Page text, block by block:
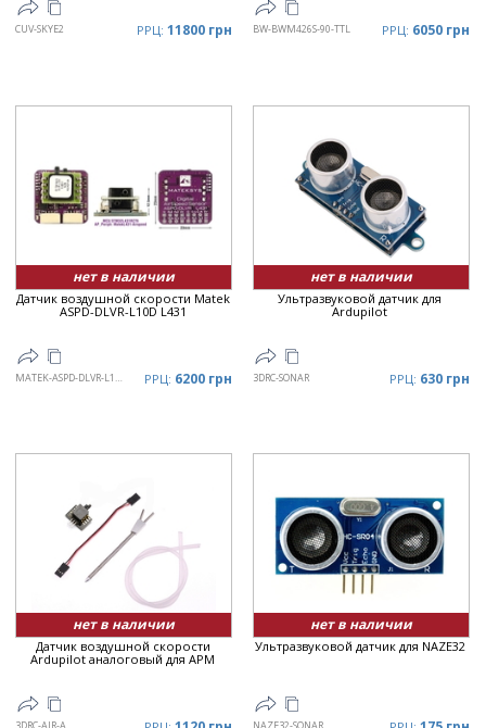
CUV-SKYE2 РРЦ: 11800 грн BW-BWM426S-90-TTL РРЦ: 6050 грн
нет в наличии
Датчик воздушной скорости Matek
ASPD-DLVR-L10D L431
MATEK-ASPD-DLVR-L10D РРЦ: 6200 грн
нет в наличии
Ультразвуковой датчик для
Ardupilot
3DRC-SONAR РРЦ: 630 грн
нет в наличии
Датчик воздушной скорости
Ardupilot аналоговый для APM
нет в наличии
Ультразвуковой датчик для NAZE32